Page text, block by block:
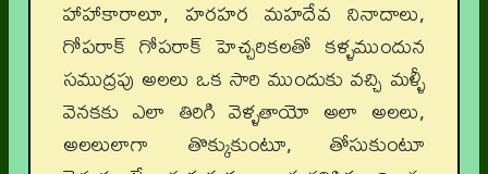
హాహాకారాలూ, హరహర మహదేవ నినాదాలు,
గోపరాక్ గోపరాక్ హెచ్చరికలతో కళ్ళముందున
సముద్రపు అలలు ఒక సారి ముందుకు వచ్చి మళ్ళీ
వెనకకు ఎలా తిరిగి వెళ్ళతాయో అలా అలలు,
అలలులాగా తొక్కుకుంటూ, తోసుకుంటూ